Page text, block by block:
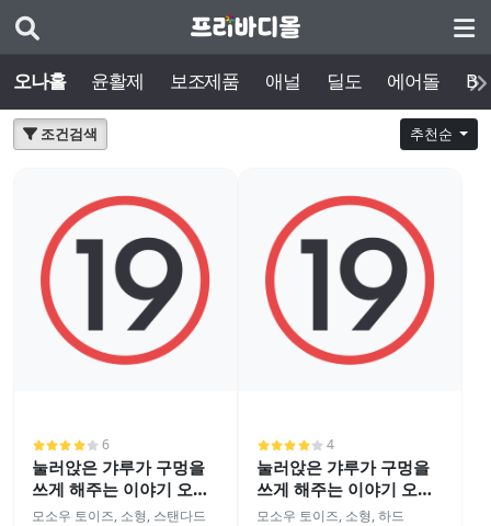
오나홀 윤활제 보조제품 애널 딜도 에어돌
조건검색 추천순
6
눌러앉은 갸루가 구멍을
쓰게 해주는 이야기 오나
홀 3
모소우 토이즈, 소형, 스탠다드
4
눌러앉은 갸루가 구멍을
쓰게 해주는 이야기 오나
홀 2
모소우 토이즈, 소형,하드